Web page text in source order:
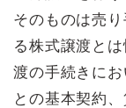
そのものは売
る株式譲渡と
渡の手続きに
との基本契約